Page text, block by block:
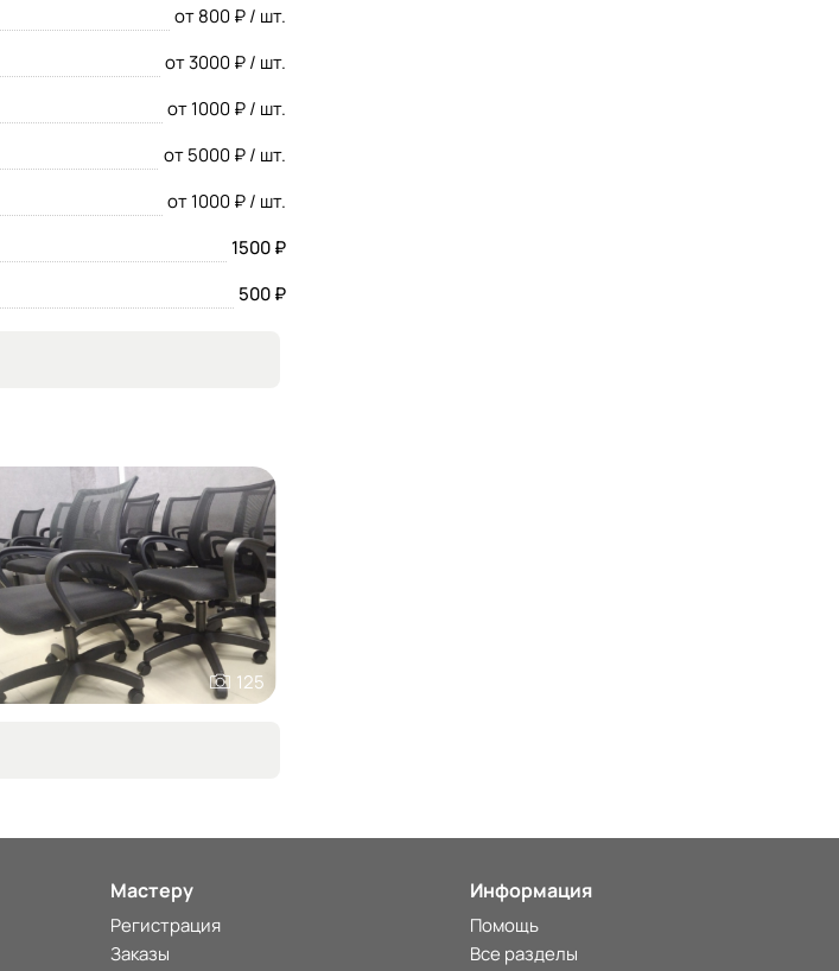
от 800 ₽ / шт.
от 3000 ₽ / шт.
от 1000 ₽ / шт.
от 5000 ₽ / шт.
от 1000 ₽ / шт.
1500 ₽
500 ₽
125
Мастеру
Регистрация
Заказы
Информация
Помощь
Все разделы